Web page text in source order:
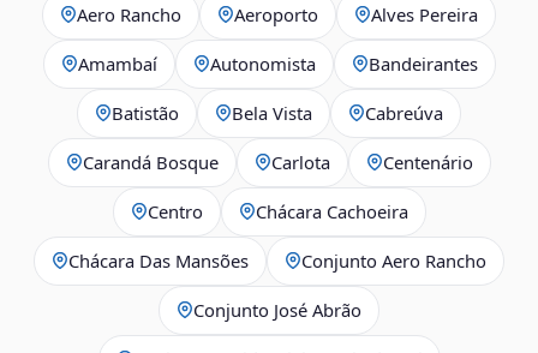
Aero Rancho Aeroporto Alves Pereira
Amambaí Autonomista Bandeirantes
Batistão Bela Vista Cabreúva
Carandá Bosque Carlota Centenário
Centro Chácara Cachoeira
Chácara Das Mansões Conjunto Aero Rancho
Conjunto José Abrão